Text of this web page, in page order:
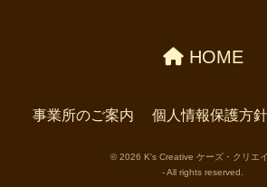
まずは気軽にご
HOME
事業所のご案内 個人情報保護方針
© 2026 K's Creative ケーズ・クリエ
- All rights reserved.